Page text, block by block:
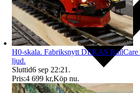
H0-skala. Fabriksnytt DEKAS
ljud.
Sluttid6 sep 22:21 .
Pris:4 699 kr,Köp nu.